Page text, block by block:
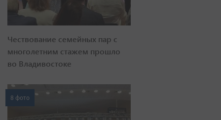
Чествование семейных пар с
многолетним стажем прошло
во Владивостоке
8 фото